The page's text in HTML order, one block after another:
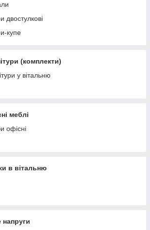
двостулкові
купе
(комплекти)
у вітальню
меблі
офісні
в вітальню
напруги